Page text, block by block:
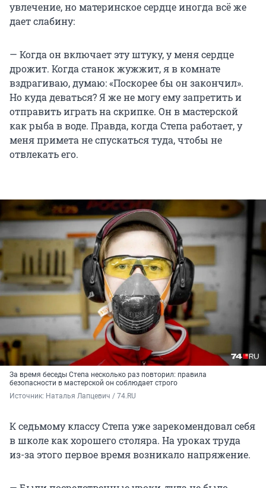
увлечение, но материнское сердце иногда всё же
дает слабину:
— Когда он включает эту штуку, у меня сердце
дрожит. Когда станок жужжит, я в комнате
вздрагиваю, думаю: «Поскорее бы он закончил».
Но куда деваться? Я же не могу ему запретить и
отправить играть на скрипке. Он в мастерской
как рыба в воде. Правда, когда Степа работает, у
меня примета не спускаться туда, чтобы не
отвлекать его.
За время беседы Степа несколько раз повторил: правила
безопасности в мастерской он соблюдает строго
Источник: Наталья Лапцевич / 74.RU
К седьмому классу Степа уже зарекомендовал себя
в школе как хорошего столяра. На уроках труда
из-за этого первое время возникало напряжение.